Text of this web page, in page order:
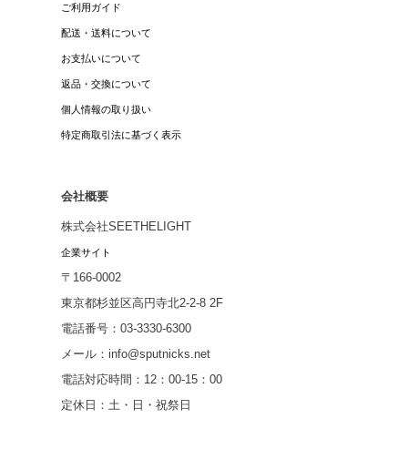
ご利用ガイド
配送・送料について
お支払いについて
返品・交換について
個人情報の取り扱い
特定商取引法に基づく表示
会社概要
株式会社SEETHELIGHT
企業サイト
〒166-0002
東京都杉並区高円寺北2-2-8 2F
電話番号：03-3330-6300
メール：info@sputnicks.net
電話対応時間：12：00-15：00
定休日：土・日・祝祭日